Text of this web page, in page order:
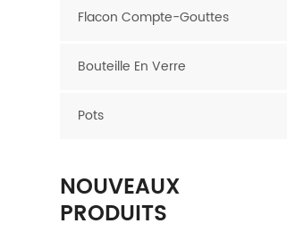
Flacon Compte-Gouttes
Bouteille En Verre
Pots
NOUVEAUX
PRODUITS